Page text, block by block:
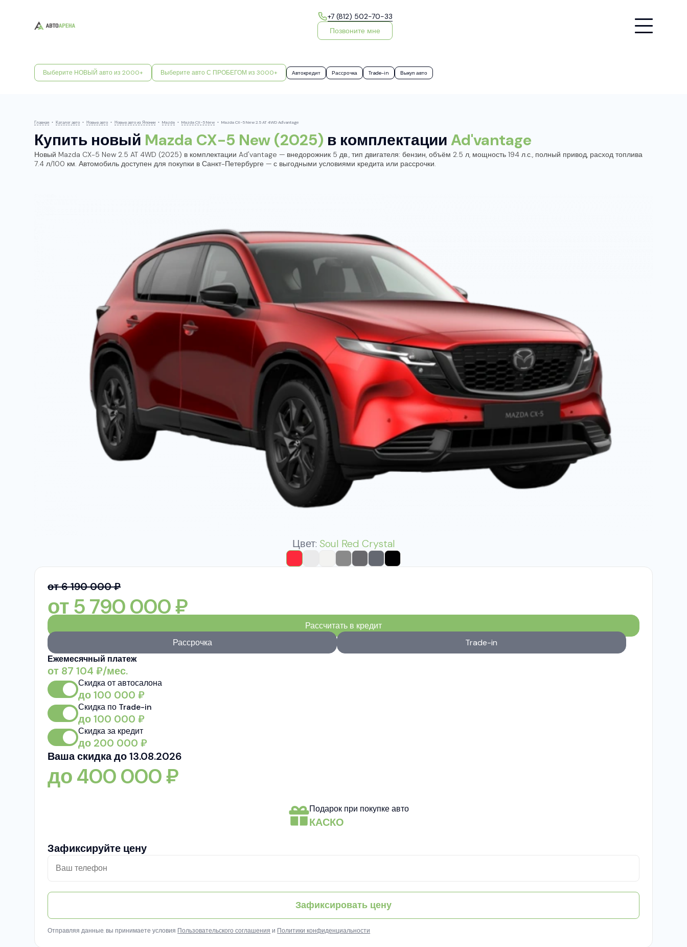
+7 (812) 502-70-33
Позвоните мне
Выберите НОВЫЙ авто из 2000+ Выберите авто С ПРОБЕГОМ из 3000+ Автокредит Рассрочка Trade-in Выкуп авто
Главная • Каталог авто • Новые авто • Новые авто из Японии • Mazda • Mazda CX-5 New • Mazda CX-5 New 2.5 AT 4WD Ad'vantage
Купить новый Mazda CX-5 New (2025) в комплектацииAd'vantage
Новый Mazda CX-5 New 2.5 AT 4WD (2025) в комплектации Ad'vantage — внедорожник 5 дв., тип двигателя: бензин, объём 2.5 л, мощность 194 л.с., полный привод, расход топлива
7.4 л/100 км. Автомобиль доступен для покупки в Санкт-Петербурге — с выгодными условиями кредита или рассрочки.
Цвет: Soul Red Crystal
от 6 190 000 ₽
от5 790 000₽
Рассчитать в кредит
Рассрочка
Trade-in
Ежемесячный платеж
от 87 104 ₽/мес.
Скидка от автосалона
до100 000 ₽
Скидка по Trade-in
до100 000 ₽
Скидка за кредит
до 200 000 ₽
Ваша скидка до 13.08.2026
до400 000₽
Подарок при покупке авто
КАСКО
Зафиксируйте цену
Зафиксировать цену
Отправляя данные, вы принимаете условия Пользовательского соглашения и Политики конфиденциальности